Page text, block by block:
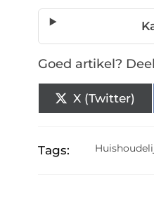
Goed artikel?
X (Twitter)
Tags: